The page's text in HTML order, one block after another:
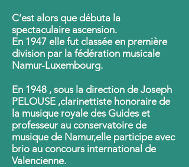
C’est alors que débuta la
spectaculaire ascension.
En 1947 elle fut classée en première
division par la fédération musicale
Namur-Luxembourg.
En 1948 , sous la direction de Joseph
PELOUSE ,clarinettiste honoraire de
la musique royale des Guides et
professeur au conservatoire de
musique de Namur,elle participe avec
brio au concours international de
Valencienne.